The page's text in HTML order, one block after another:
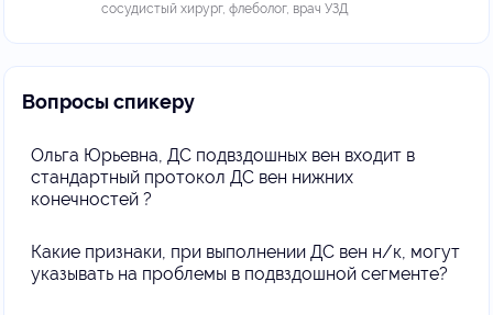
сосудистый хирург, флеболог, врач УЗД
Вопросы спикеру
Ольга Юрьевна, ДС подвздошных вен входит в
стандартный протокол ДС вен нижних
конечностей ?
Какие признаки, при выполнении ДС вен н/к, могут
указывать на проблемы в подвздошной сегменте?